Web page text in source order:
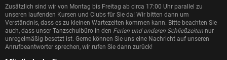
Zusätzlich sind wir von Montag bis Freitag ab circa 17:00 Uhr parallel zu
unseren laufenden Kursen und Clubs für Sie da! Wir bitten dann um
Verständnis, dass es zu kleinen Wartezeiten kommen kann. Bitte beachten Sie
auch, dass unser Tanzschulbüro in den Ferien und anderen Schließzeiten nur
unregelmäßig besetzt ist. Gerne können Sie uns eine Nachricht auf unseren
Anrufbeantworter sprechen, wir rufen Sie dann zurück!